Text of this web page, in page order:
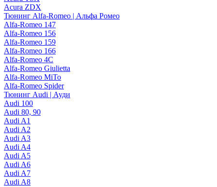
Acura ZDX
Тюнинг Alfa-Romeo | Альфа Ромео
Alfa-Romeo 147
Alfa-Romeo 156
Alfa-Romeo 159
Alfa-Romeo 166
Alfa-Romeo 4C
Alfa-Romeo Giulietta
Alfa-Romeo MiTo
Alfa-Romeo Spider
Тюнинг Audi | Ауди
Audi 100
Audi 80, 90
Audi A1
Audi A2
Audi A3
Audi A4
Audi A5
Audi A6
Audi A7
Audi A8